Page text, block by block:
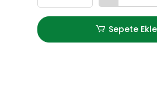
Sepete Ekle